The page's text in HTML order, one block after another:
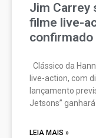
Jim Carrey
filme live-
confirmado
Clássico da
live-action, com
lançamento
Jetsons” ganhará
LEIA MAIS »